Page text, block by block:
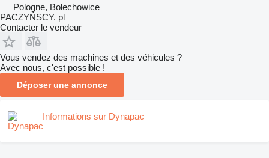
Pologne, Bolechowice
PACZYŃSCY. pl
Contacter le vendeur
Vous vendez des machines et des véhicules ?
Avec nous, c'est possible !
Déposer une annonce
Informations sur Dynapac